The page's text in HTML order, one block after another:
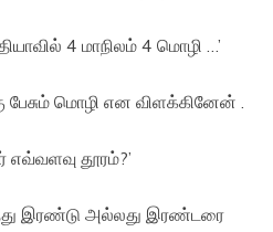
4 மாநிலம் 4 மொழி …’
மொழி என விளக்கினேன் .
தூரம்?’
இரண்டு அல்லது இரண்டரை